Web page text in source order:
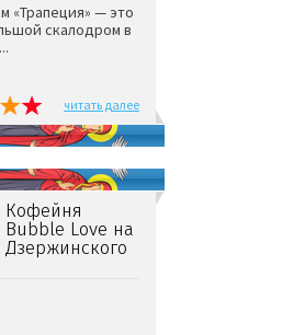
«Трапеция» — это
скалодром в
читать далее
Кофейня
Bubble Love на
Дзержинского